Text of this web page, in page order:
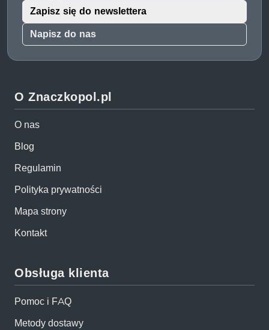
Napisz do nas
Zapisz się do newslettera
O Znaczkopol.pl
O nas
Blog
Regulamin
Polityka prywatności
Mapa strony
Kontakt
Obsługa klienta
Pomoc i FAQ
Metody dostawy